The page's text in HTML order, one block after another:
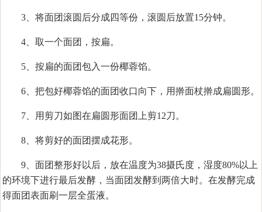
3、将面团滚圆后分成四等份，滚圆后放置15分钟。
4、取一个面团，按扁。
5、按扁的面团包入一份椰蓉馅。
6、把包好椰蓉馅的面团收口向下，用擀面杖擀成扁圆形。
7、用剪刀如图在扁圆形面团上剪12刀。
8、将剪好的面团摆成花形。
9、面团整形好以后，放在温度为38摄氏度，湿度80%以上
的环境下进行最后发酵，当面团发酵到两倍大时。在发酵完成
得面团表面刷一层全蛋液。